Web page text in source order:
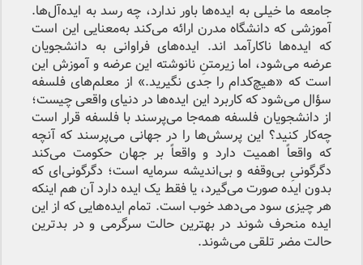
جامعه ما خیلی به ایده‌ها باور ندارد، چه رسد به ایده‌آل‌ها.
آموزشی که دانشگاه مدرن ارائه می‌کند به‌معنایی این است
که ایده‌ها ناکارآمد اند. ایده‌های فراوانی به دانشجویان
عرضه می‌شود، اما زیرمتنِ نانوشته این عرضه و آموزش این
است که «هیچ‌کدام را جدی نگیرید.» از معلم‌های فلسفه
سؤال می‌شود که کاربرد این ایده‌ها در دنیای واقعی چیست؛
از دانشجویان فلسفه همه‌جا می‌پرسند با فلسفه قرار است
چه‌کار کنید؟‌ این پرسش‌ها را در جهانی می‌پرسند که آنچه
که واقعاً اهمیت دارد و واقعاً بر جهان حکومت می‌کند
دگرگونیِ بی‌وقفه و بی‌اندیشه سرمایه است؛ دگرگونی‌ای که
بدون ایده صورت می‌گیرد، یا فقط یک ایده دارد آن هم اینکه
هر چیزی سود می‌دهد خوب است. تمام ایده‌هایی که از این
ایده منحرف شوند در بهترین حالت سرگرمی و در بدترین
حالت مضر تلقی می‌شوند.